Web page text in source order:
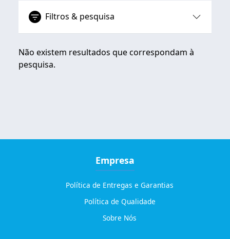
Filtros & pesquisa
Não existem resultados que correspondam à
pesquisa.
Empresa
Política de Entregas e Garantias
Política de Qualidade
Sobre Nós